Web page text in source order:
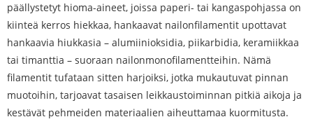
päällystetyt hioma-aineet, joissa paperi- tai kangaspohjassa on
kiinteä kerros hiekkaa, hankaavat nailonfilamentit upottavat
hankaavia hiukkasia – alumiinioksidia, piikarbidia, keramiikkaa
tai timanttia – suoraan nailonmonofilamentteihin. Nämä
filamentit tufataan sitten harjoiksi, jotka mukautuvat pinnan
muotoihin, tarjoavat tasaisen leikkaustoiminnan pitkiä aikoja ja
kestävät pehmeiden materiaalien aiheuttamaa kuormitusta.